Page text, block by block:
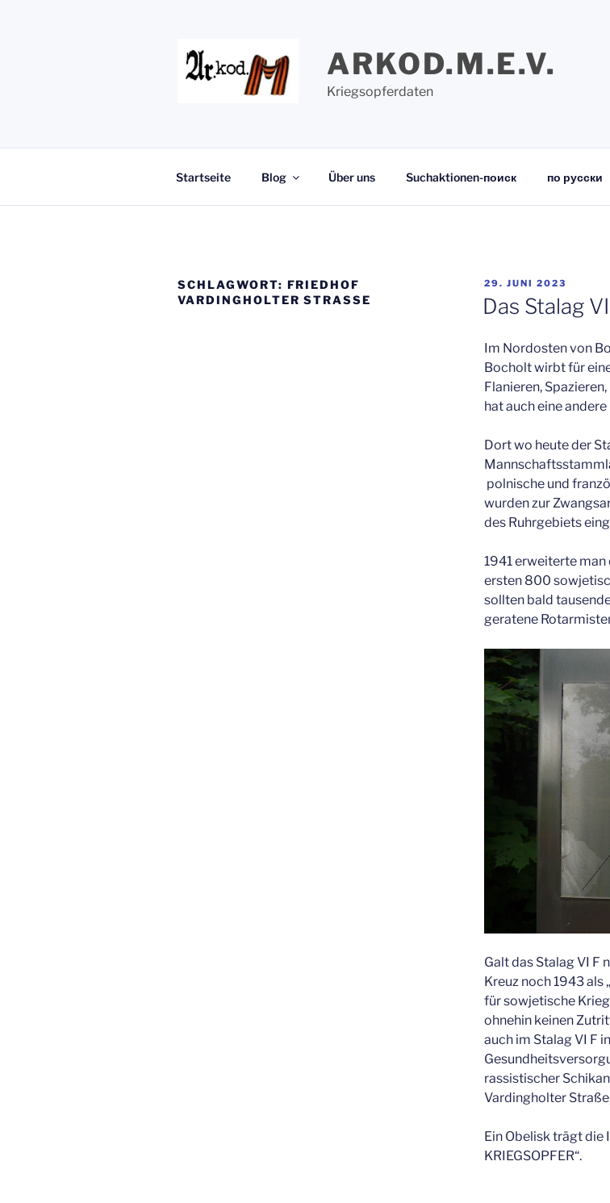
ARKOD.M.E.V.
Kriegsopferdaten
Startseite Blog Über uns Suchaktionen-поиск по русски
SCHLAGWORT: FRIEDHOF
VARDINGHOLTER STRASSE
VERÖFFENTLICHT
AM
29. JUNI 2023
Das Stalag
Im Nordosten von
Bocholt wirbt für
Flanieren,
hat auch eine
Dort wo heute der
polnische und
wurden zur
des Ruhrgebiets
1941 erweiterte
ersten 800
sollten bald
geratene
Galt das Stalag VI F
Kreuz noch 1943
für sowjetische
ohnehin keinen
auch im Stalag VI F
rassistischer
Vardingholter
Ein Obelisk trägt die
KRIEGSOPFER“.